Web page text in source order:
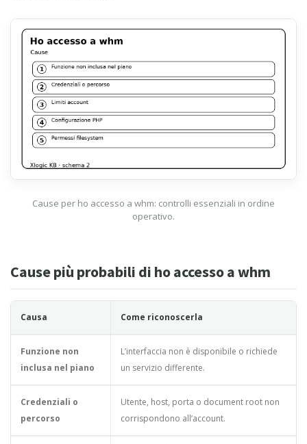
Cause per ho accesso a whm: controlli essenziali in ordine
operativo.
Cause più probabili di ho accesso a whm
Causa Come riconoscerla
Funzione non
inclusa nel piano
L’interfaccia non è disponibile o richiede
un servizio differente.
Credenziali o
percorso
Utente, host, porta o document root non
corrispondono all’account.